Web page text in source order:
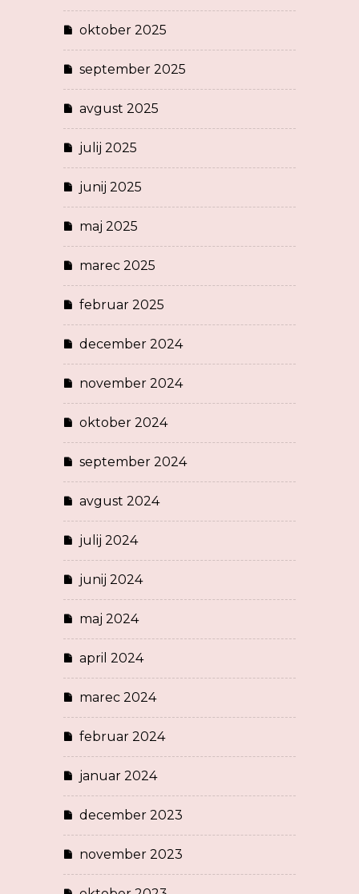
oktober 2025
september 2025
avgust 2025
julij 2025
junij 2025
maj 2025
marec 2025
februar 2025
december 2024
november 2024
oktober 2024
september 2024
avgust 2024
julij 2024
junij 2024
maj 2024
april 2024
marec 2024
februar 2024
januar 2024
december 2023
november 2023